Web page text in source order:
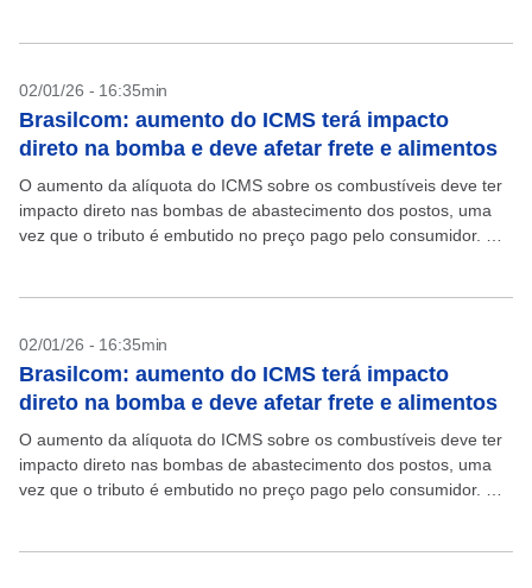
02/01/26 - 16:35min
Brasilcom: aumento do ICMS terá impacto
direto na bomba e deve afetar frete e alimentos
O aumento da alíquota do ICMS sobre os combustíveis deve ter
impacto direto nas bombas de abastecimento dos postos, uma
vez que o tributo é embutido no preço pago pelo consumidor. Ou
02/01/26 - 16:35min
Brasilcom: aumento do ICMS terá impacto
direto na bomba e deve afetar frete e alimentos
O aumento da alíquota do ICMS sobre os combustíveis deve ter
impacto direto nas bombas de abastecimento dos postos, uma
vez que o tributo é embutido no preço pago pelo consumidor. Ou